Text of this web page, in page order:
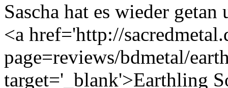
Sascha hat es wieder
<a href='http://
page=reviews/bdmetal/
target='_blank'>Earthling